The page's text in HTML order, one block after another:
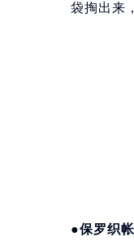
袋掏出来
●保罗织